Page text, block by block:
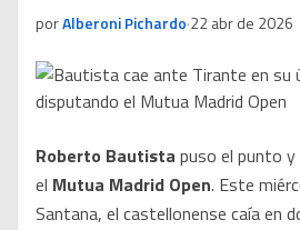
porAlberoni Pichardo·22 abr de 2026
Roberto Bautista puso el punto
el Mutua Madrid Open. Este
Santana, el castellonense caía en